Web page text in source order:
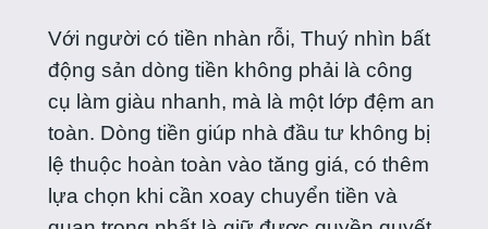
Với người có tiền nhàn rỗi, Thuý nhìn bất
động sản dòng tiền không phải là công
cụ làm giàu nhanh, mà là một lớp đệm an
toàn. Dòng tiền giúp nhà đầu tư không bị
lệ thuộc hoàn toàn vào tăng giá, có thêm
lựa chọn khi cần xoay chuyển tiền và